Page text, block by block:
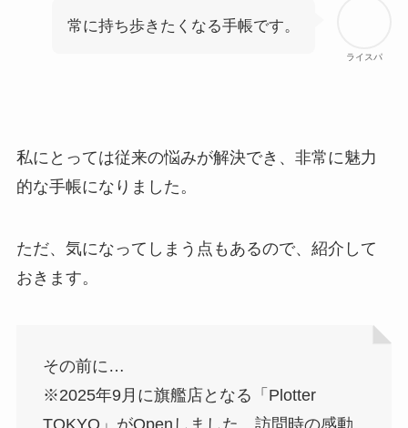
ライスパ
常に持ち歩きたくなる手帳です。
私にとっては従来の悩みが解決でき、非常に魅力
的な手帳になりました。
ただ、気になってしまう点もあるので、紹介して
おきます。
その前に…
※2025年9月に旗艦店となる「Plotter
TOKYO」がOpenしました。訪問時の感動